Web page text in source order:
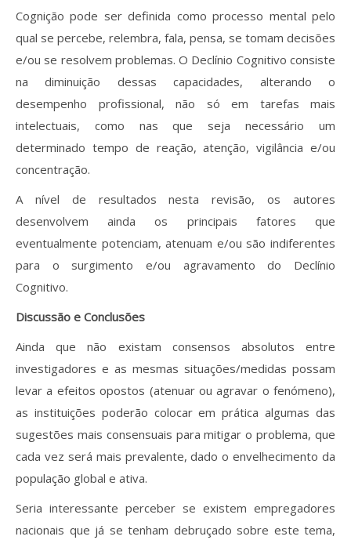
Cognição pode ser definida como processo mental pelo
qual se percebe, relembra, fala, pensa, se tomam decisões
e/ou se resolvem problemas. O Declínio Cognitivo consiste
na diminuição dessas capacidades, alterando o
desempenho profissional, não só em tarefas mais
intelectuais, como nas que seja necessário um
determinado tempo de reação, atenção, vigilância e/ou
concentração.
A nível de resultados nesta revisão, os autores
desenvolvem ainda os principais fatores que
eventualmente potenciam, atenuam e/ou são indiferentes
para o surgimento e/ou agravamento do Declínio
Cognitivo.
Discussão e Conclusões
Ainda que não existam consensos absolutos entre
investigadores e as mesmas situações/medidas possam
levar a efeitos opostos (atenuar ou agravar o fenómeno),
as instituições poderão colocar em prática algumas das
sugestões mais consensuais para mitigar o problema, que
cada vez será mais prevalente, dado o envelhecimento da
população global e ativa.
Seria interessante perceber se existem empregadores
nacionais que já se tenham debruçado sobre este tema,